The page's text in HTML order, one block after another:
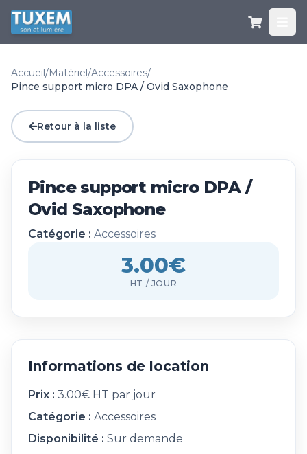
Accueil/Matériel/Accessoires/
Pince support micro DPA / Ovid Saxophone
Retour à la liste
Pince support micro DPA /
Ovid Saxophone
Catégorie : Accessoires
3.00€
HT / JOUR
Informations de location
Prix : 3.00€ HT par jour
Catégorie : Accessoires
Disponibilité : Sur demande